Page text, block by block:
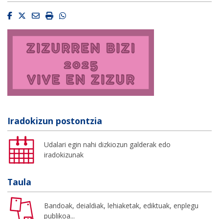
Facebook
Twitter
EmailImprimirWhatsapp
Iradokizun postontzia
Udalari egin nahi dizkiozun galderak edo
iradokizunak
Taula
Bandoak, deialdiak, lehiaketak, ediktuak, enplegu
publikoa...